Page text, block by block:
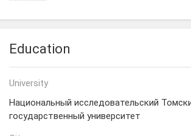
Education
University
Национальный исследовательский
государственный университет